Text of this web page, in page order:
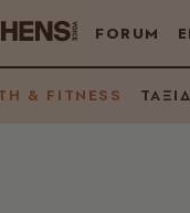
FORUM
& FITNESS